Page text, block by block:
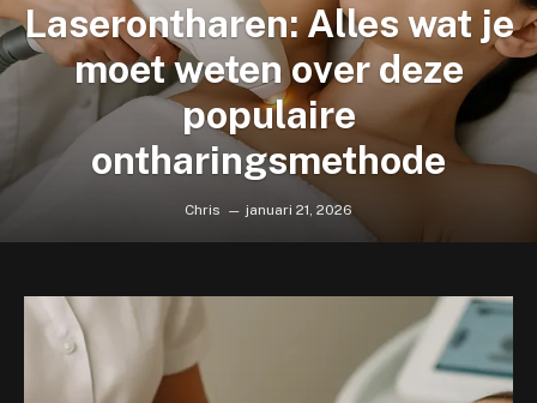
Laserontharen: Alles wat je
moet weten over deze
populaire
ontharingsmethode
Chris januari 21, 2026